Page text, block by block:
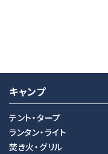
キャンプ
テント・タープ
ランタン・ライト
焚き火・グリル